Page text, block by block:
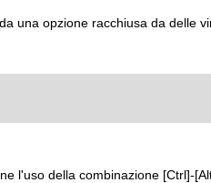
una opzione racchiusa da delle
l'uso della combinazione [Ctrl]-